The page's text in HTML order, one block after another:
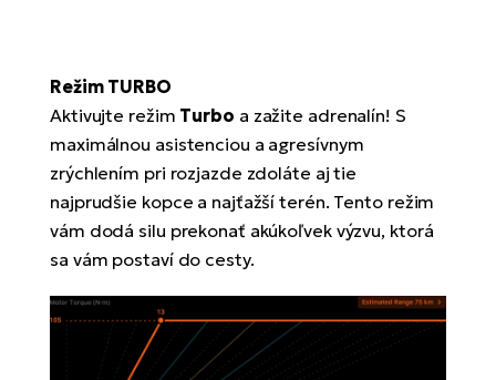
Režim TURBO
Aktivujte režim Turbo a zažite adrenalín! S
maximálnou asistenciou a agresívnym
zrýchlením pri rozjazde zdoláte aj tie
najprudšie kopce a najťažší terén. Tento režim
vám dodá silu prekonať akúkoľvek výzvu, ktorá
sa vám postaví do cesty.